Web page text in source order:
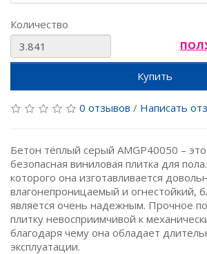
Количество
Купить
0 отзывов / Написать
Бетон тёплый серый AMGP40050 – это
безопасная виниловая плитка для
которого она изготавливается
влагонепроницаемый и огнестойкий,
является очень надежным. Прочное
плитку невосприимчивой к
благодаря чему она обладает
эксплуатации.